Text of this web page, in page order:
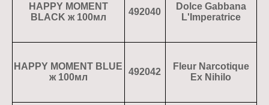
HAPPY MOMENT
BLACK ж 100мл
492040
Dolce Gabbana
L'Imperatrice
HAPPY MOMENT BLUE
ж 100мл
492042
Fleur Narcotique
Ex Nihilo